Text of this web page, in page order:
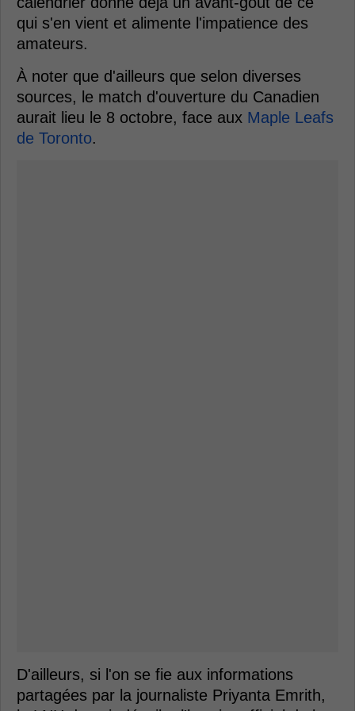
qui s'en vient et alimente l'impatience des
amateurs.
À noter que d'ailleurs que selon diverses
sources, le match d'ouverture du Canadien
aurait lieu le 8 octobre, face aux Maple Leafs
de Toronto.
D'ailleurs, si l'on se fie aux informations
partagées par la journaliste Priyanta Emrith,